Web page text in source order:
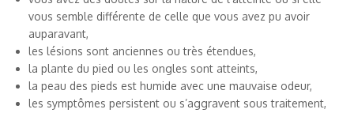
vous semble différente de celle que vous avez pu avoir
auparavant,
les lésions sont anciennes ou très étendues,
la plante du pied ou les ongles sont atteints,
la peau des pieds est humide avec une mauvaise odeur,
les symptômes persistent ou s’aggravent sous traitement,